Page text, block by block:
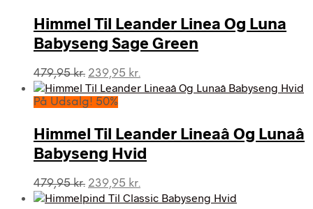
Himmel Til Leander Linea Og Luna
Babyseng Sage Green
479,95kr. Den
oprindelige
pris
479,95 kr..
239,95 kr.
aktuelle
239,95 kr..
På Udsalg! 50%
Himmel Til Leander Lineaâ Og Lunaâ
Babyseng Hvid
479,95kr. Den
oprindelige
239,95 kr.
aktuelle